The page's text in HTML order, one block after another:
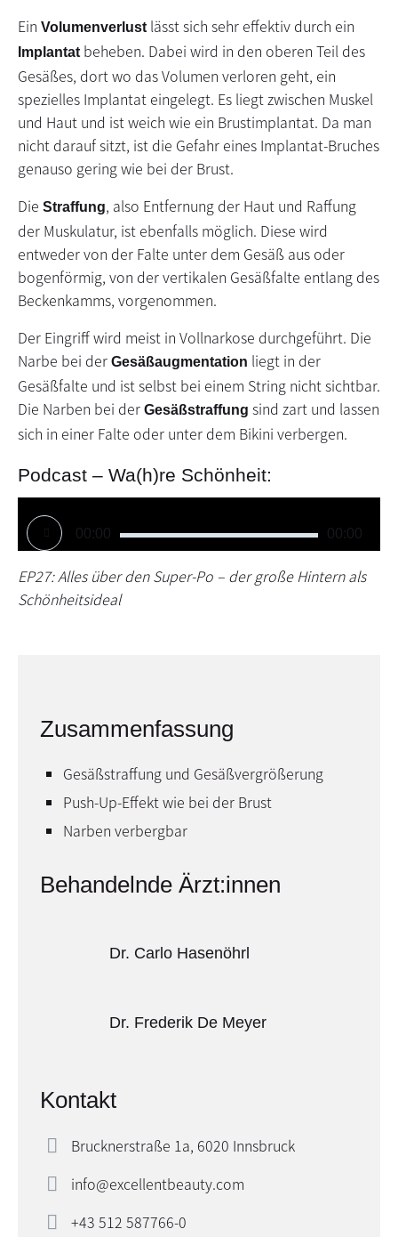
Ein Volumenverlust lässt sich sehr effektiv durch ein
Implantat beheben. Dabei wird in den oberen Teil des
Gesäßes, dort wo das Volumen verloren geht, ein
spezielles Implantat eingelegt. Es liegt zwischen Muskel
und Haut und ist weich wie ein Brustimplantat. Da man
nicht darauf sitzt, ist die Gefahr eines Implantat-Bruches
genauso gering wie bei der Brust.
Die Straffung, also Entfernung der Haut und Raffung
der Muskulatur, ist ebenfalls möglich. Diese wird
entweder von der Falte unter dem Gesäß aus oder
bogenförmig, von der vertikalen Gesäßfalte entlang des
Beckenkamms, vorgenommen.
Der Eingriff wird meist in Vollnarkose durchgeführt. Die
Narbe bei der Gesäßaugmentation liegt in der
Gesäßfalte und ist selbst bei einem String nicht sichtbar.
Die Narben bei der Gesäßstraffung sind zart und lassen
sich in einer Falte oder unter dem Bikini verbergen.
Podcast – Wa(h)re Schönheit:
Player
00:00 00:00
EP27: Alles über den Super-Po – der große Hintern als
Schönheitsideal
Zusammenfassung
Gesäßstraffung und Gesäßvergrößerung
Push-Up-Effekt wie bei der Brust
Narben verbergbar
Behandelnde Ärzt:innen
Dr. Carlo Hasenöhrl
Dr. Frederik De Meyer
Kontakt
Brucknerstraße 1a, 6020 Innsbruck
info@excellentbeauty.com
+43 512 587766-0